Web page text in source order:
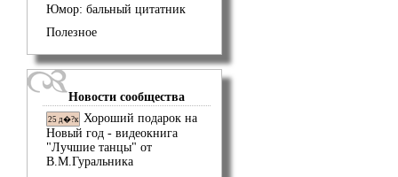
Юмор: бальный цитатник
Полезное
Новости сообщества
25 д�?к Хороший подарок на
Новый год - видеокнига
"Лучшие танцы" от
В.М.Гуральника